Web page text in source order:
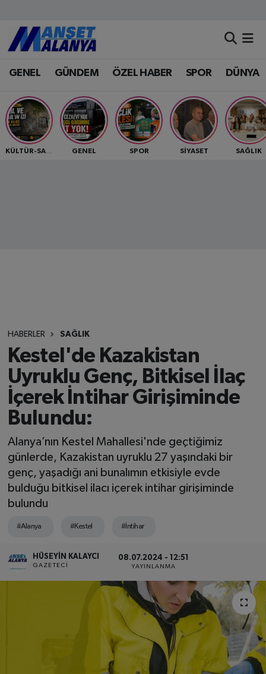
GENEL GÜNDEM ÖZEL HABER SPOR DÜNYA
KÜLTÜR-SANAT GENEL SPOR SİYASET SAĞLIK
HABERLER SAĞLIK
Kestel'de Kazakistan
Uyruklu Genç, Bitkisel İlaç
İçerek İntihar Girişiminde
Bulundu:
Alanya’nın Kestel Mahallesi'nde geçtiğimiz
günlerde, Kazakistan uyruklu 27 yaşındaki bir
genç, yaşadığı ani bunalımın etkisiyle evde
bulduğu bitkisel ilacı içerek intihar girişiminde
bulundu
#Alanya #Kestel #İntihar
HÜSEYIN KALAYCI
GAZETECI
08.07.2024 - 12:51
YAYINLANMA
Antalya Nöbetçi Eczaneler
Antalya Hava Durumu
Antalya Namaz Vakitleri
Antalya Trafik Yoğunluk Haritası